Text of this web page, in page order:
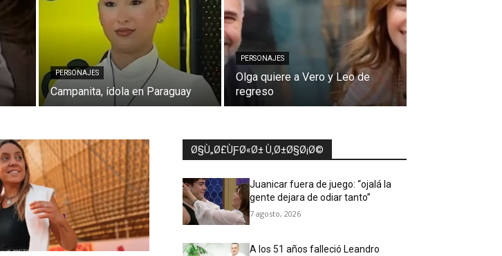
PERSONAJES
Campanita, ídola en Paraguay
PERSONAJES
Olga quiere a Vero y Leo de
regreso
Ø§Ù„Ø£ÙƑØ«Ø± Ù‚Ø±Ø§Ø¡Ø©
Juanicar fuera de juego: “ojalá la
gente dejara de odiar tanto”
7 agosto, 2026
A los 51 años falleció Leandro